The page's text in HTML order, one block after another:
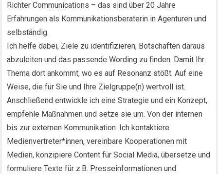
Richter Communications – das sind über 20 Jahre
Erfahrungen als Kommunikationsberaterin in Agenturen und
selbständig.
Ich helfe dabei, Ziele zu identifizieren, Botschaften daraus
abzuleiten und das passende Wording zu finden. Damit Ihr
Thema dort ankommt, wo es auf Resonanz stößt. Auf eine
Weise, die für Sie und Ihre Zielgruppe(n) wertvoll ist.
Anschließend entwickle ich eine Strategie und ein Konzept,
empfehle Maßnahmen und setze sie um. Von der internen
bis zur externen Kommunikation. Ich kontaktiere
Medienvertreter*innen, vereinbare Kooperationen mit
Medien, konzipiere Content für Social Media, übersetze und
formuliere Texte für z.B. Presseinformationen und